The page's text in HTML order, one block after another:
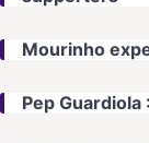
Mourinho
Pep